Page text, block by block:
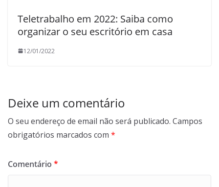
Teletrabalho em 2022: Saiba como
organizar o seu escritório em casa
12/01/2022
Deixe um comentário
O seu endereço de email não será publicado. Campos
obrigatórios marcados com *
Comentário *